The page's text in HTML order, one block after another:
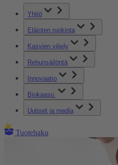
Yhtiö
Eläinten ruokinta
Kasvien viljely
Rehunsäilöntä
Innovaatio
Biokaasu
Uutiset ja media
Tuotehaku